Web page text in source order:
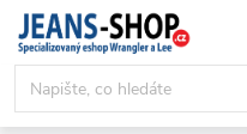
Přejít
obsah